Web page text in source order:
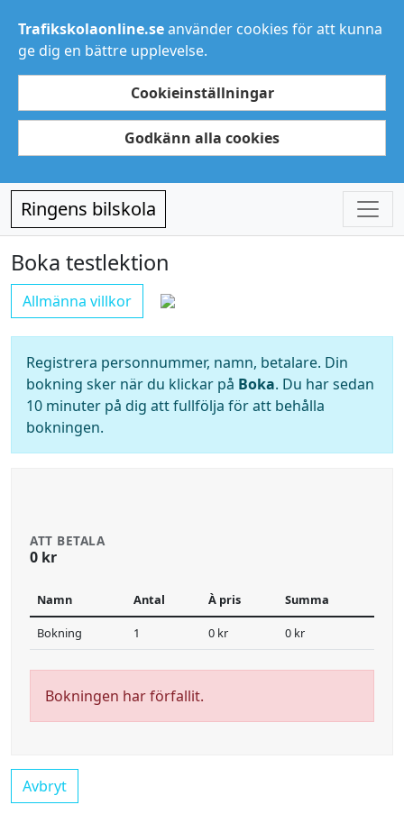
Trafikskolaonline.seanvänder cookies för att kunna
ge dig en bättre upplevelse.
Cookieinställningar
Godkänn alla cookies
Ringens bilskola
Boka testlektion
Allmänna villkor
Registrera personnummer, namn, betalare. Din
bokning sker när du klickar på Boka. Du har sedan
10 minuter på dig att fullfölja för att behålla
bokningen.
ATT BETALA
0 kr
Namn Antal À pris Summa
Bokning 1 0 kr 0 kr
Bokningen har förfallit.
Avbryt